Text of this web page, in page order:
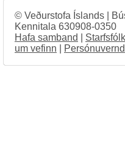
© Veðurstofa Íslands |
Kennitala 630908-0350
Hafa samband
Starfsfólk
um vefinn
Persónuvernd